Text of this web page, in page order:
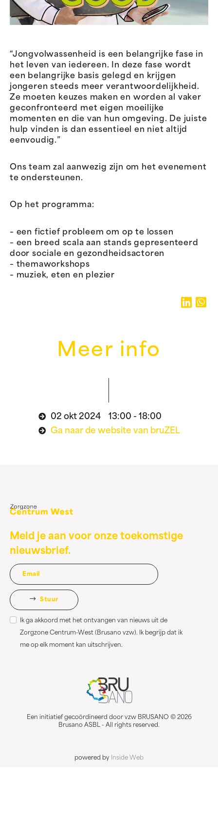
“Jongvolwassenheid is een belangrijke fase in
het leven van iedereen. In deze fase wordt
een belangrijke basis gelegd en krijgen
jongeren steeds meer verantwoordelijkheid.
Ze moeten keuzes maken en worden al vaker
geconfronteerd met eigen moeilijke
momenten en die van hun omgeving. De juiste
hulp vinden is dan essentieel en niet altijd
eenvoudig.”
Ons team zal aanwezig zijn om het evenement
te ondersteunen.
Op het programma:
– een fictief probleem om op te lossen
– een breed scala aan stands gepresenteerd
door sociale en gezondheidsactoren
– themaworkshops
– muziek, eten en plezier
Meer info
02 okt 2024 13:00 - 18:00
Ga naar de website van bruZEL
Meld je aan voor onze toekomstige
nieuwsbrief.
Stuur
Ik ga akkoord met het ontvangen van nieuws uit de
Zorgzone Centrum-West (Brusano vzw). Ik begrijp dat ik
me op elk moment kan uitschrijven.
Een initiatief gecoördineerd door vzw BRUSANO © 2026
Brusano ASBL - All rights reserved.
powered by Inside Web